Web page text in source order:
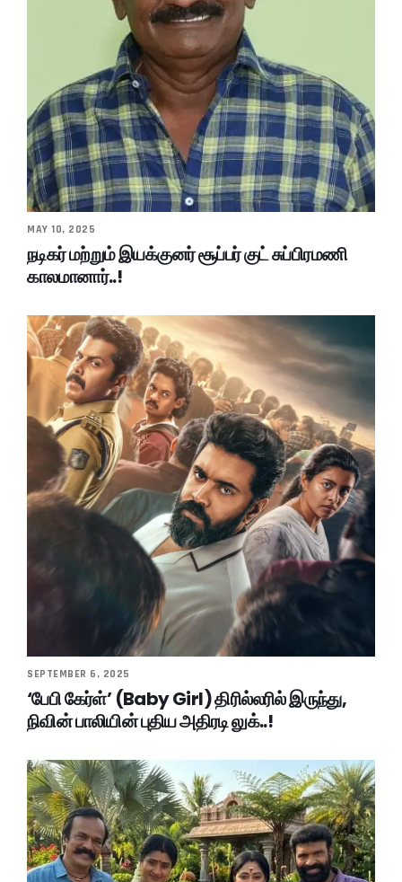
MAY 10, 2025
நடிகர் மற்றும் இயக்குனர் சூப்பர் குட் சுப்பிரமணி
காலமானார்..!
SEPTEMBER 6, 2025
‘பேபி கேர்ள்’ (Baby Girl) திரில்லரில் இருந்து,
நிவின் பாலியின் புதிய அதிரடி லுக்..!